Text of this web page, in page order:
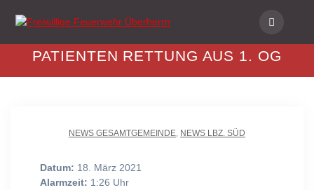
to
PATIENTEN RETTUNG AUS 1. OG
NEWS GESAMTGEMEINDE, NEWS LBZ. SÜD
Datum: 18. März 2021
Alarmzeit: 1:26 Uhr